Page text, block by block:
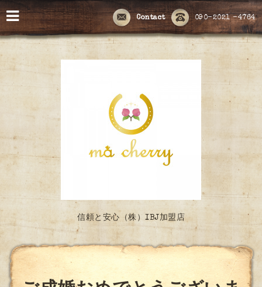
090-2021 -4764
Contact
信頼と安心（株）IBJ加盟店